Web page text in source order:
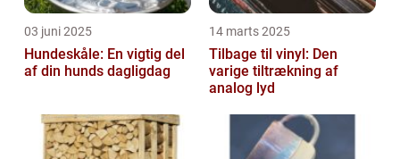
03 juni 2025
Hundeskåle: En vigtig del
af din hunds dagligdag
14 marts 2025
Tilbage til vinyl: Den
varige tiltrækning af
analog lyd